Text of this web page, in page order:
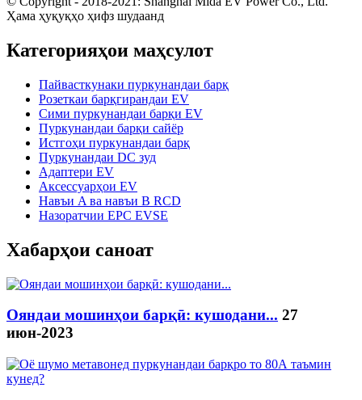
Ҳама ҳуқуқҳо ҳифз шудаанд
Категорияҳои маҳсулот
Пайвасткунаки пуркунандаи барқ
Розеткаи барқгирандаи EV
Сими пуркунандаи барқи EV
Пуркунандаи барқи сайёр
Истгоҳи пуркунандаи барқ
Пуркунандаи DC зуд
Адаптери EV
Аксессуарҳои EV
Навъи A ва навъи B RCD
Назоратчии EPC EVSE
Хабарҳои саноат
Ояндаи мошинҳои барқӣ: кушодани... 27
июн-2023